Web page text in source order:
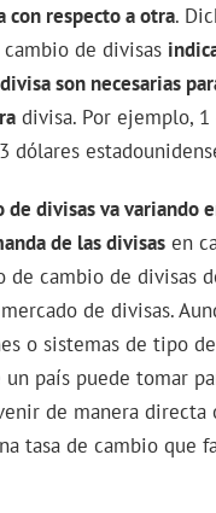
con respecto a otra.
de divisas
son necesarias
divisa. Por ejemplo, 1
dólares
de divisas va variando
de las divisas en
de cambio de divisas
de divisas.
o sistemas de tipo
un país puede tomar
de manera directa
tasa de cambio que